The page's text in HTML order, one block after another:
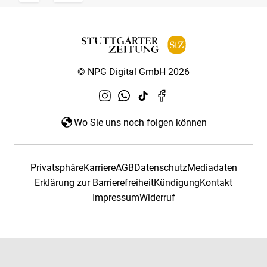
© NPG Digital GmbH 2026
Wo Sie uns noch folgen können
PrivatsphäreKarriereAGBDatenschutzMediadaten
Erklärung zur BarrierefreiheitKündigungKontakt
ImpressumWiderruf